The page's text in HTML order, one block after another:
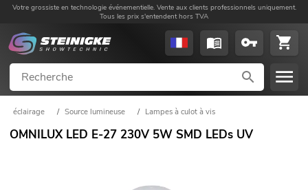
Votre grossiste en technologie événementielle. Vente aux clients professionnels uniquement.
Tous les prix s'entendent hors TVA
éclairage / Source lumineuse / Lampes à culot à vis
OMNILUX LED E-27 230V 5W SMD LEDs UV